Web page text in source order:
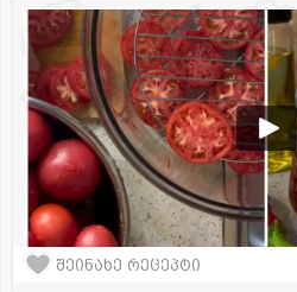
შეინახე რეცეპტი